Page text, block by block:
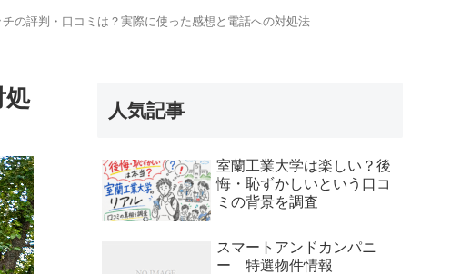
チの評判・口コミは？実際に使った感想と電話への対処法
処
人気記事
室蘭工業大学は楽しい？後
悔・恥ずかしいという口コ
ミの背景を調査
スマートアンドカンパニ
ー 特選物件情報